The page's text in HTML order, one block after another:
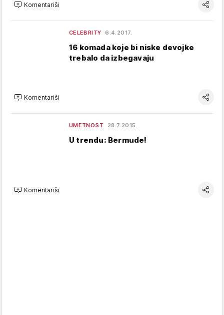
Komentariši
CELEBRITY 6.4.2017.
16 komada koje bi niske devojke
trebalo da izbegavaju
Komentariši
UMETNOST 28.7.2015.
U trendu: Bermude!
Komentariši